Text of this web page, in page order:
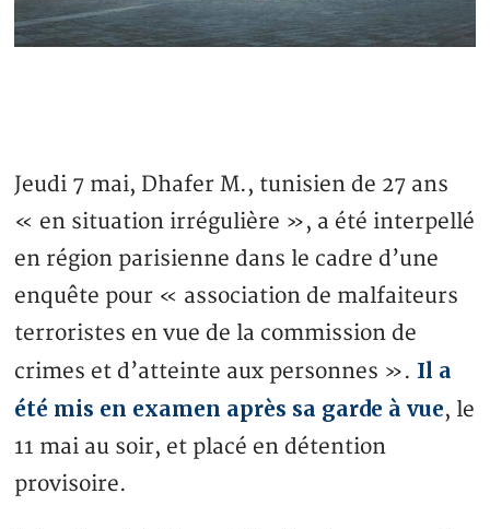
Jeudi 7 mai, Dhafer M., tunisien de 27 ans
« en situation irrégulière », a été interpellé
en région parisienne dans le cadre d’une
enquête pour « association de malfaiteurs
terroristes en vue de la commission de
crimes et d’atteinte aux personnes ». Il a
été mis en examen après sa garde à vue, le
11 mai au soir, et placé en détention
provisoire.